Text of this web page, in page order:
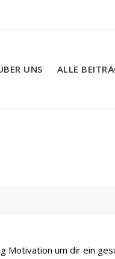
UNS ALLE
Motivation um dir ein